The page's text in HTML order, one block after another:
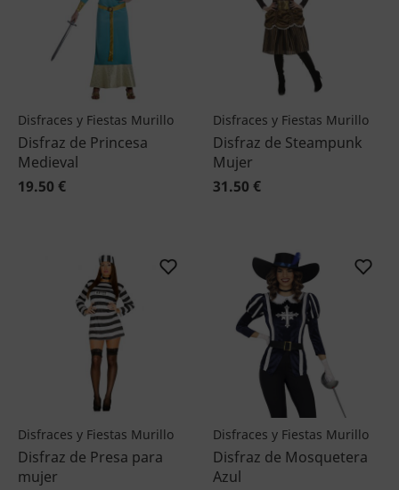
Disfraces y Fiestas Murillo
Disfraz de Princesa
Medieval
19.50 €
Disfraces y Fiestas Murillo
Disfraz de Steampunk
Mujer
31.50 €
Disfraces y Fiestas Murillo
Disfraz de Presa para
mujer
Disfraces y Fiestas Murillo
Disfraz de Mosquetera
Azul